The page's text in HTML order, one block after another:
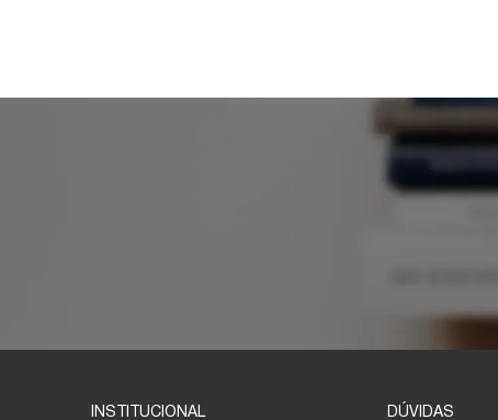
INSTITUCIONAL DÚVIDAS